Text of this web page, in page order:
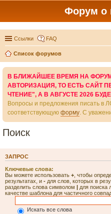
Форум о
Ссылки FAQ
Список форумов
В БЛИЖАЙШЕЕ ВРЕМЯ НА
АВТОРИЗАЦИЯ, ТО ЕСТЬ САЙТ
ЧТЕНИЕ", А В АВГУСТЕ 2026
Вопросы и предложения писать в
соответствующую форму. С
Поиск
ЗАПРОС
Ключевые слова:
Вы можете использовать + , чтобы
результатах, и - для слов, которых в
разделить слова символом | для поиска
качестве шаблона для частичного
Искать все слова